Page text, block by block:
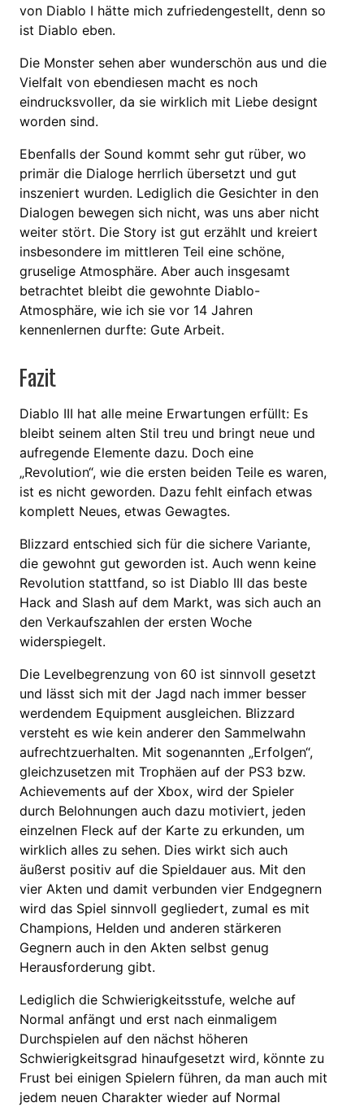
von Diablo I hätte mich zufriedengestellt, denn so
ist Diablo eben.
Die Monster sehen aber wunderschön aus und die
Vielfalt von ebendiesen macht es noch
eindrucksvoller, da sie wirklich mit Liebe designt
worden sind.
Ebenfalls der Sound kommt sehr gut rüber, wo
primär die Dialoge herrlich übersetzt und gut
inszeniert wurden. Lediglich die Gesichter in den
Dialogen bewegen sich nicht, was uns aber nicht
weiter stört. Die Story ist gut erzählt und kreiert
insbesondere im mittleren Teil eine schöne,
gruselige Atmosphäre. Aber auch insgesamt
betrachtet bleibt die gewohnte Diablo-
Atmosphäre, wie ich sie vor 14 Jahren
kennenlernen durfte: Gute Arbeit.
Fazit
Diablo III hat alle meine Erwartungen erfüllt: Es
bleibt seinem alten Stil treu und bringt neue und
aufregende Elemente dazu. Doch eine
„Revolution“, wie die ersten beiden Teile es waren,
ist es nicht geworden. Dazu fehlt einfach etwas
komplett Neues, etwas Gewagtes.
Blizzard entschied sich für die sichere Variante,
die gewohnt gut geworden ist. Auch wenn keine
Revolution stattfand, so ist Diablo III das beste
Hack and Slash auf dem Markt, was sich auch an
den Verkaufszahlen der ersten Woche
widerspiegelt.
Die Levelbegrenzung von 60 ist sinnvoll gesetzt
und lässt sich mit der Jagd nach immer besser
werdendem Equipment ausgleichen. Blizzard
versteht es wie kein anderer den Sammelwahn
aufrechtzuerhalten. Mit sogenannten „Erfolgen“,
gleichzusetzen mit Trophäen auf der PS3 bzw.
Achievements auf der Xbox, wird der Spieler
durch Belohnungen auch dazu motiviert, jeden
einzelnen Fleck auf der Karte zu erkunden, um
wirklich alles zu sehen. Dies wirkt sich auch
äußerst positiv auf die Spieldauer aus. Mit den
vier Akten und damit verbunden vier Endgegnern
wird das Spiel sinnvoll gegliedert, zumal es mit
Champions, Helden und anderen stärkeren
Gegnern auch in den Akten selbst genug
Herausforderung gibt.
Lediglich die Schwierigkeitsstufe, welche auf
Normal anfängt und erst nach einmaligem
Durchspielen auf den nächst höheren
Schwierigkeitsgrad hinaufgesetzt wird, könnte zu
Frust bei einigen Spielern führen, da man auch mit
jedem neuen Charakter wieder auf Normal